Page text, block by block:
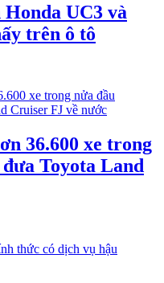
UC3 và
trên ô tô
36.600 xe trong
Toyota Land